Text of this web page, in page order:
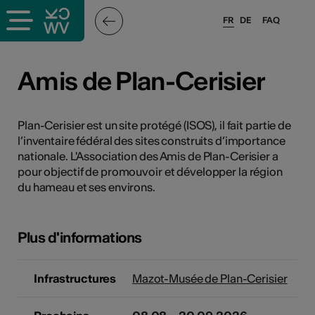
FAQ
FR DE
Amis de Plan-Cerisier
Plan-Cerisier est un site protégé (ISOS), il fait partie de
l’inventaire fédéral des sites construits d’importance
nationale. L'Association des Amis de Plan-Cerisier a
pour objectif de promouvoir et développer la région
du hameau et ses environs.
Plus d'informations
Infrastructures Mazot-Musée de Plan-Cerisier